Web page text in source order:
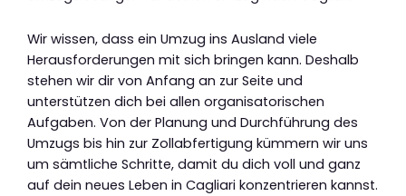
Wir wissen, dass ein Umzug ins Ausland viele
Herausforderungen mit sich bringen kann. Deshalb
stehen wir dir von Anfang an zur Seite und
unterstützen dich bei allen organisatorischen
Aufgaben. Von der Planung und Durchführung des
Umzugs bis hin zur Zollabfertigung kümmern wir uns
um sämtliche Schritte, damit du dich voll und ganz
auf dein neues Leben in Cagliari konzentrieren kannst.